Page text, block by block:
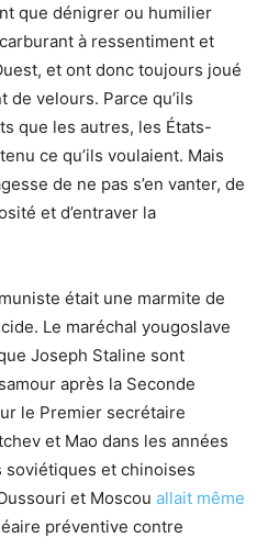
que dénigrer ou humilier
à ressentiment et
et ont donc toujours joué
de velours. Parce qu’ils
que les autres, les États-
ce qu’ils voulaient. Mais
de ne pas s’en vanter, de
et d’entraver la
était une marmite de
Le maréchal yougoslave
Joseph Staline sont
après la Seconde
le Premier secrétaire
et Mao dans les années
soviétiques et chinoises
et Moscou allait même
préventive contre